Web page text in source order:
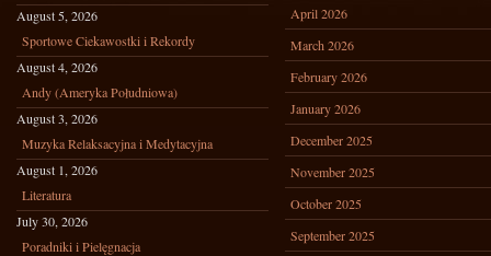
August 5, 2026
Sportowe Ciekawostki i Rekordy
August 4, 2026
Andy (Ameryka Południowa)
August 3, 2026
Muzyka Relaksacyjna i Medytacyjna
August 1, 2026
Literatura
July 30, 2026
Poradniki i Pielęgnacja
April 2026
March 2026
February 2026
January 2026
December 2025
November 2025
October 2025
September 2025